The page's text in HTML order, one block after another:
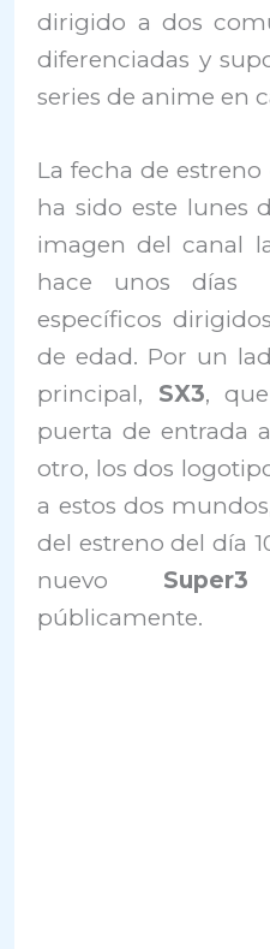
dirigido a dos
diferenciadas y
series de anime en
La fecha de
ha sido este lunes
imagen del canal
hace unos días
específicos
de edad. Por un
principal, SX3,
puerta de entrada
otro, los dos
a estos dos
del estreno del día
nuevo Super3
públicamente.